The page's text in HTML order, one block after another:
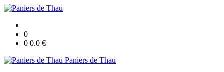
0
0 0.0 €
Paniers de Thau